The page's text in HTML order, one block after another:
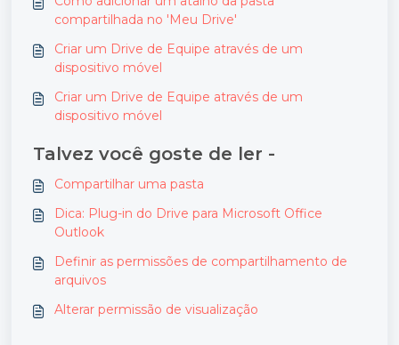
compartilhada no 'Meu Drive'
Criar um Drive de Equipe através de um
dispositivo móvel
Criar um Drive de Equipe através de um
dispositivo móvel
Talvez você goste de ler -
Compartilhar uma pasta
Dica: Plug-in do Drive para Microsoft Office
Outlook
Definir as permissões de compartilhamento de
arquivos
Alterar permissão de visualização